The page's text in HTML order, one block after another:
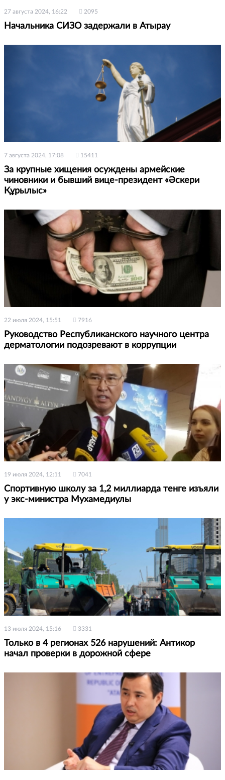
27 августа 2024, 16:22 2095
Начальника СИЗО задержали в Атырау
7 августа 2024, 17:08 15411
За крупные хищения осуждены армейские
чиновники и бывший вице-президент «Әскери
Құрылыс»
22 июля 2024, 15:51 7916
Руководство Республиканского научного центра
дерматологии подозревают в коррупции
19 июля 2024, 12:11 7041
Спортивную школу за 1,2 миллиарда тенге изъяли
у экс-министра Мухамедиулы
13 июля 2024, 15:16 3331
Только в 4 регионах 526 нарушений: Антикор
начал проверки в дорожной сфере